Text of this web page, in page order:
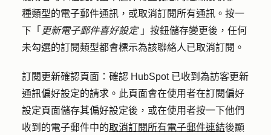
種類型的電子郵件通訊，或取消訂閱所有通訊。按一
下「 更新電子郵件喜好設定 」按鈕儲存變更後，任何
未勾選的訂閱類型都會標示為該聯絡人已取消訂閱。
訂閱更新確認頁面： 確認 HubSpot 已收到為訪客更新
通訊偏好設定的請求。此頁面會在使用者在訂閱偏好
設定頁面儲存其偏好設定後，或在使用者按一下他們
收到的電子郵件中的取消訂閱所有電子郵件連結後顯